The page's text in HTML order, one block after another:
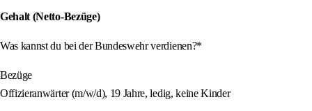
Gehalt (Netto-Bezüge)
Was kannst du bei der Bundeswehr verdienen?*
Bezüge
Offizieranwärter (m/w/d), 19 Jahre, ledig, keine Kinder